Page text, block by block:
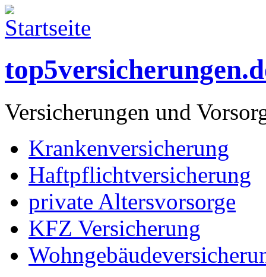
Versicherungen und
Krankenversicherung
Haftpflichtversicherung
private Altersvorsorge
KFZ Versicherung